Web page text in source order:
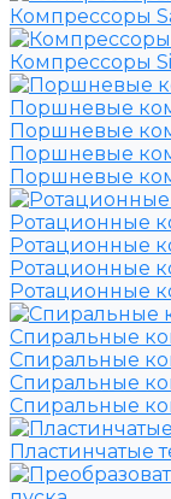
Компрессоры
Компрессоры
Поршневые
Поршневые
Поршневые
Поршневые
Ротационные
Ротационные
Ротационные
Ротационные
Спиральные
Спиральные
Спиральные
Спиральные
Пластинчатые